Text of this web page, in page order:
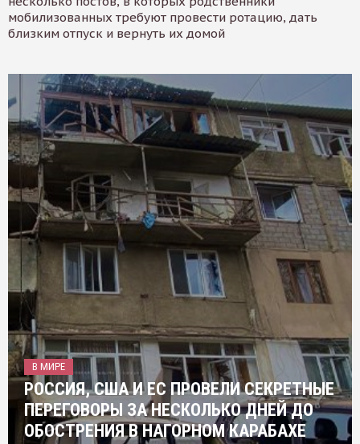
мобилизованных требуют провести ротацию, дать
близким отпуск и вернуть их домой
В МИРЕ
РОССИЯ, США И ЕС ПРОВЕЛИ СЕКРЕТНЫЕ
ПЕРЕГОВОРЫ ЗА НЕСКОЛЬКО ДНЕЙ ДО
ОБОСТРЕНИЯ В НАГОРНОМ КАРАБАХЕ